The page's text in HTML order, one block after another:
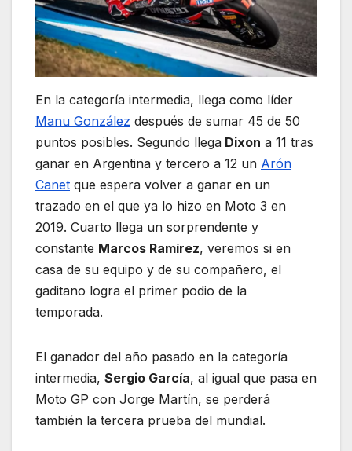
En la categoría intermedia, llega como líder
Manu González después de sumar 45 de 50
puntos posibles. Segundo llega Dixon a 11 tras
ganar en Argentina y tercero a 12 un Arón
Canet que espera volver a ganar en un
trazado en el que ya lo hizo en Moto 3 en
2019. Cuarto llega un sorprendente y
constante Marcos Ramírez, veremos si en
casa de su equipo y de su compañero, el
gaditano logra el primer podio de la
temporada.
El ganador del año pasado en la categoría
intermedia, Sergio García, al igual que pasa en
Moto GP con Jorge Martín, se perderá
también la tercera prueba del mundial.